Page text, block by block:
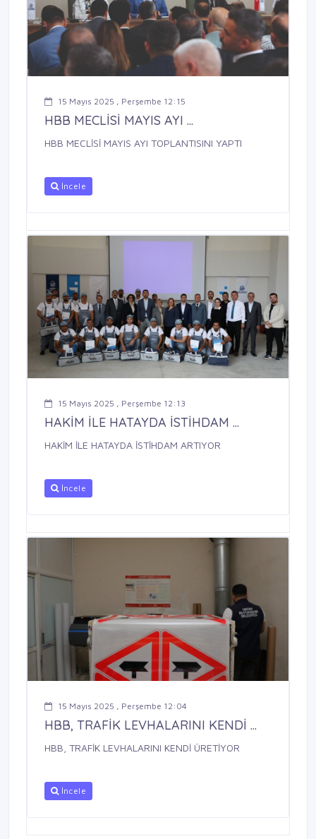
15 Mayıs 2025 , Perşembe 12:15
HBB MECLİSİ MAYIS AYI ...
HBB MECLİSİ MAYIS AYI TOPLANTISINI YAPTI
İncele
15 Mayıs 2025 , Perşembe 12:13
HAKİM İLE HATAYDA İSTİHDAM ...
HAKİM İLE HATAYDA İSTİHDAM ARTIYOR
İncele
15 Mayıs 2025 , Perşembe 12:04
HBB, TRAFİK LEVHALARINI KENDİ ...
HBB, TRAFİK LEVHALARINI KENDİ ÜRETİYOR
İncele